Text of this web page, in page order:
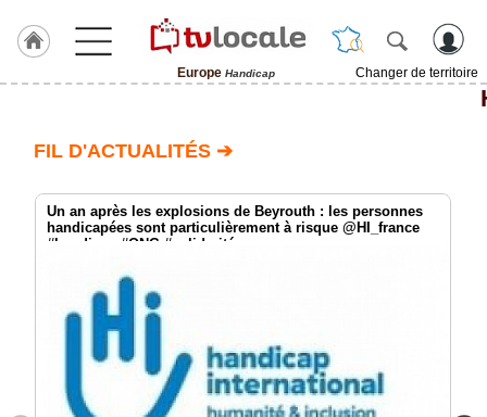
Europe Handicap
Changer de territoire
Europe
FIL D'ACTUALITÉS ➔
Un an après les explosions de Beyrouth : les personnes
handicapées sont particulièrement à risque @HI_france
#handicap #ONG #solidarité